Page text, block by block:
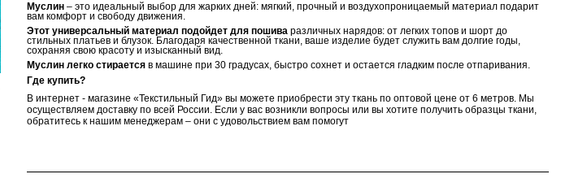
Муслин – это идеальный выбор для жарких дней: мягкий, прочный и воздухопроницаемый материал подарит
вам комфорт и свободу движения.
Этот универсальный материал подойдет для пошива различных нарядов: от легких топов и шорт до
стильных платьев и блузок. Благодаря качественной ткани, ваше изделие будет служить вам долгие годы,
сохраняя свою красоту и изысканный вид.
Муслин легко стирается в машине при 30 градусах, быстро сохнет и остается гладким после отпаривания.
Где купить?
В интернет - магазине «Текстильный Гид» вы можете приобрести эту ткань по оптовой цене от 6 метров. Мы
осуществляем доставку по всей России. Если у вас возникли вопросы или вы хотите получить образцы ткани,
обратитесь к нашим менеджерам – они с удовольствием вам помогут